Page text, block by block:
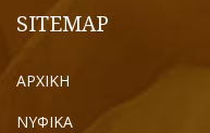
SITEMAP
ΑΡΧΙΚΗ
ΝΥΦΙΚΑ